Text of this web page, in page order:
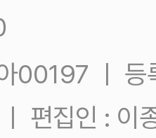
00197 ㅣ
편집인 : 이